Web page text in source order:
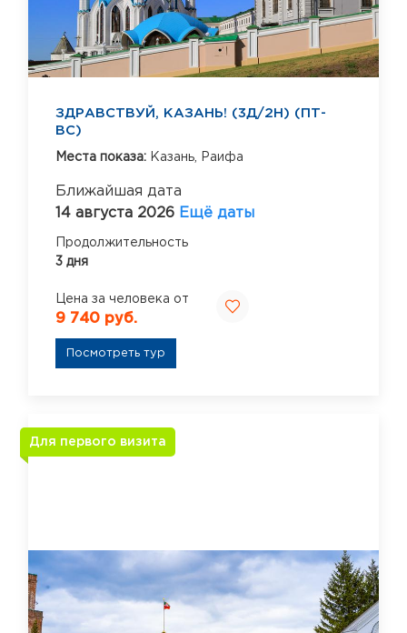
ЗДРАВСТВУЙ, КАЗАНЬ! (3Д/2Н) (ПТ-
ВС)
Места показа: Казань, Раифа
Ближайшая дата
14 августа 2026 Ещё даты
Продолжительность
3 дня
Цена за человека от
9 740 руб.
Посмотреть тур
Для первого визита